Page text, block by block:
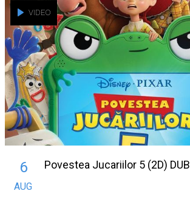
VIDEO
6
AUG
Povestea Jucariilor 5 (2D) DUB